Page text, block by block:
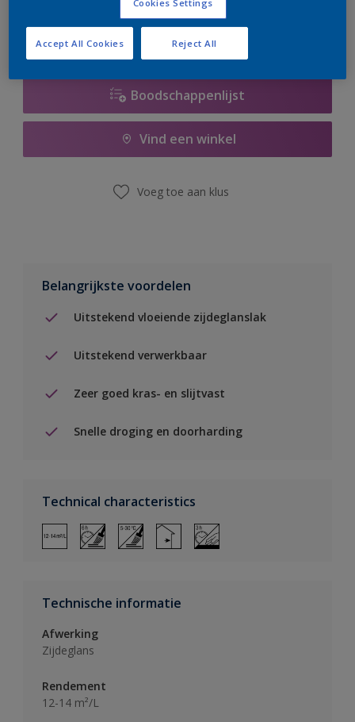
Boodschappenlijst
Vind een winkel
Voeg toe aan klus
Belangrijkste voordelen
Uitstekend vloeiende zijdeglanslak
Uitstekend verwerkbaar
Zeer goed kras- en slijtvast
Snelle droging en doorharding
Technical characteristics
Technische informatie
Afwerking
Zijdeglans
Rendement
12-14 m²/L
Cookies Settings
Reject All
Accept All Cookies